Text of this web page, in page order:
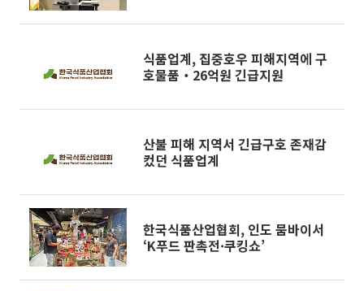
식품업계, 집중호우 피해지역에 구
호물품‧26억원 긴급지원
산불 피해 지역서 긴급구호 존재감
컸던 식품업계
한국식품산업협회, 인도 뭄바이서
‘K푸드 판촉전·쿠킹쇼’